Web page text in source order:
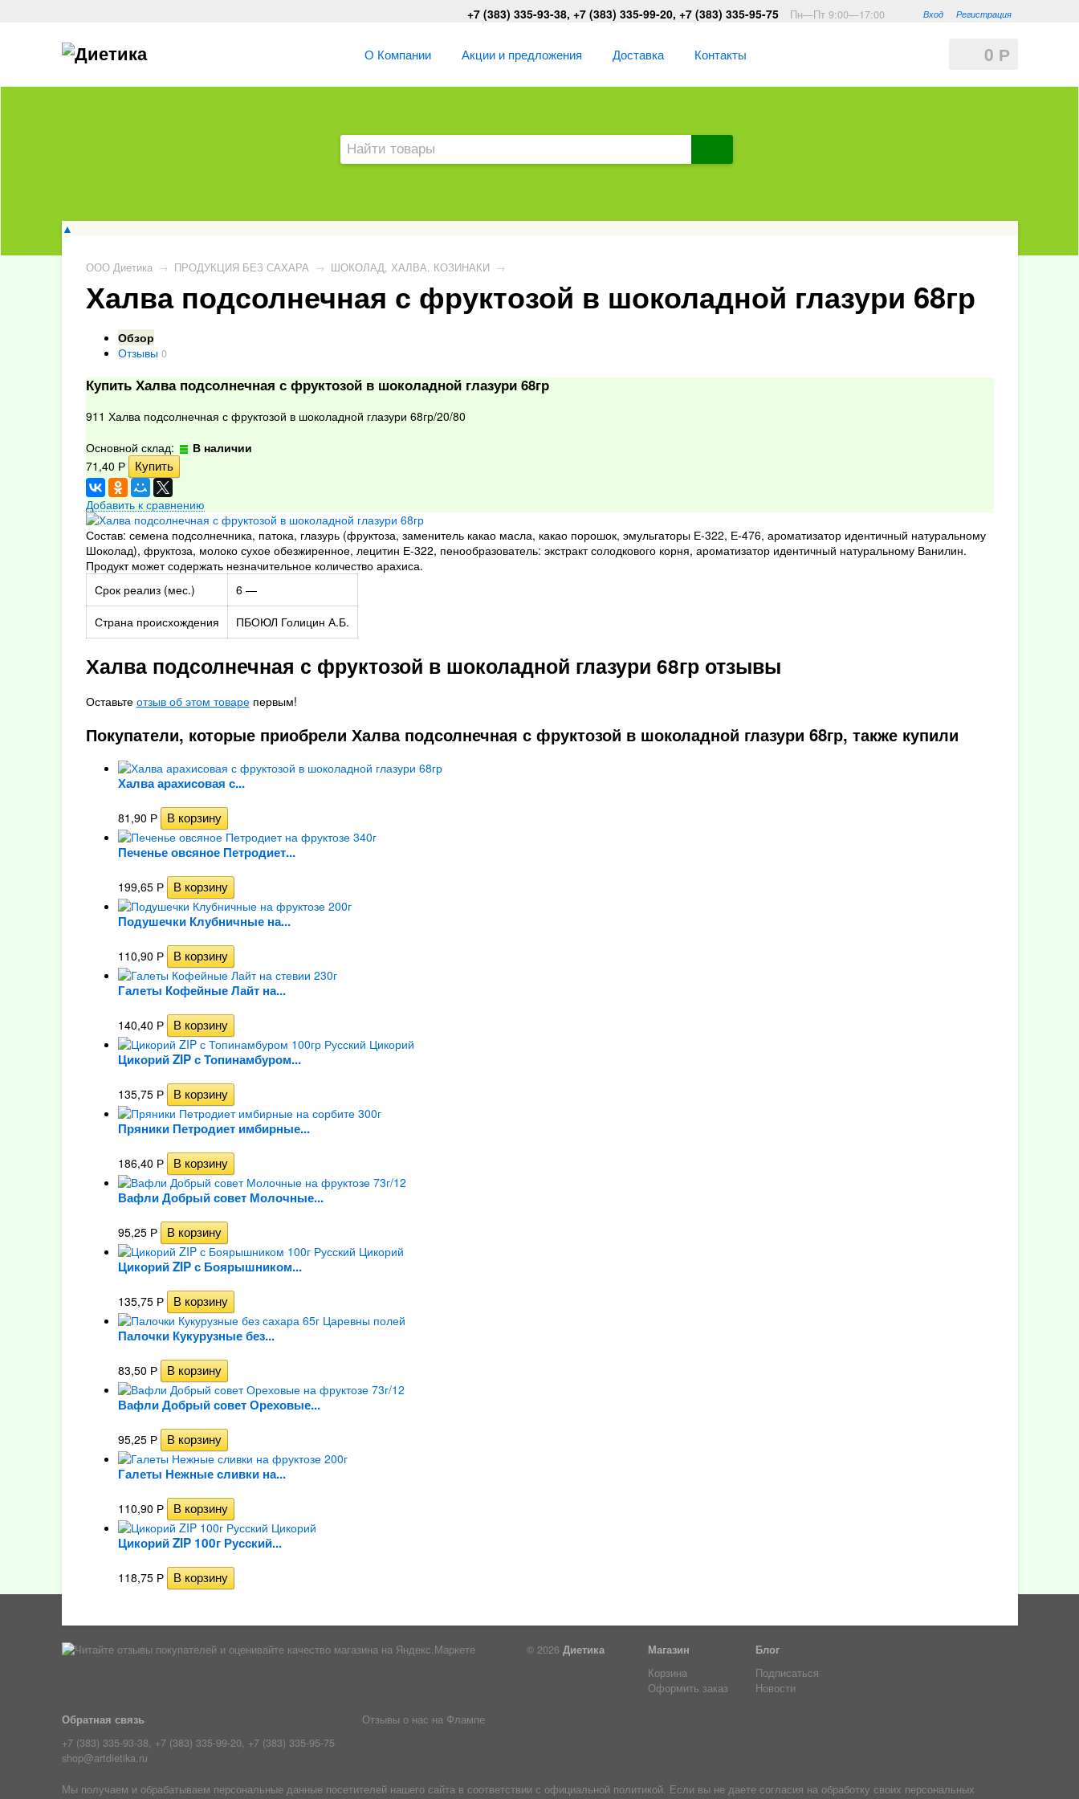
Вход Регистрация
+7 (383) 335-93-38, +7 (383) 335-99-20, +7 (383) 335-95-75 Пн—Пт 9:00—17:00
0 Р
О Компании Акции и предложения Доставка Контакты
▲
ООО Диетика → ПРОДУКЦИЯ БЕЗ САХАРА → ШОКОЛАД, ХАЛВА, КОЗИНАКИ →
Халва подсолнечная с фруктозой в шоколадной глазури 68гр
Обзор
Отзывы 0
Купить Халва подсолнечная с фруктозой в шоколадной глазури 68гр
911 Халва подсолнечная с фруктозой в шоколадной глазури 68гр/20/80
Основной склад:
В наличии
71,40 Р
Добавить к сравнению
Состав: семена подсолнечника, патока, глазурь (фруктоза, заменитель какао масла, какао порошок, эмульгаторы Е-322, Е-476, ароматизатор идентичный натуральному
Шоколад), фруктоза, молоко сухое обезжиренное, лецитин Е-322, пенообразователь: экстракт солодкового корня, ароматизатор идентичный натуральному Ванилин.
Продукт может содержать незначительное количество арахиса.
Срок реализ (мес.)
6 —
Страна происхождения
ПБОЮЛ Голицин А.Б.
Халва подсолнечная с фруктозой в шоколадной глазури 68гр отзывы
Оставьте отзыв об этом товарепервым!
Покупатели, которые приобрели Халва подсолнечная с фруктозой в шоколадной глазури 68гр, также купили
Халва арахисовая с...
81,90 Р
Печенье овсяное Петродиет...
199,65 Р
Подушечки Клубничные на...
110,90 Р
Галеты Кофейные Лайт на...
140,40 Р
Цикорий ZIP с Топинамбуром...
135,75 Р
Пряники Петродиет имбирные...
186,40 Р
Вафли Добрый совет Молочные...
95,25 Р
Цикорий ZIP с Боярышником...
135,75 Р
Палочки Кукурузные без...
83,50 Р
Вафли Добрый совет Ореховые...
95,25 Р
Галеты Нежные сливки на...
110,90 Р
Цикорий ZIP 100г Русский...
118,75 Р
© 2026 Диетика
Магазин
Корзина
Оформить заказ
Блог
Подписаться
Новости
Обратная связь
+7 (383) 335-93-38, +7 (383) 335-99-20, +7 (383) 335-95-75
shop@artdietika.ru
Отзывы о нас на Флампе
Мы получаем и обрабатываем персональные данные посетителей нашего сайта в соответствии с официальной политикой. Если вы не даете согласия на обработку своих персональных